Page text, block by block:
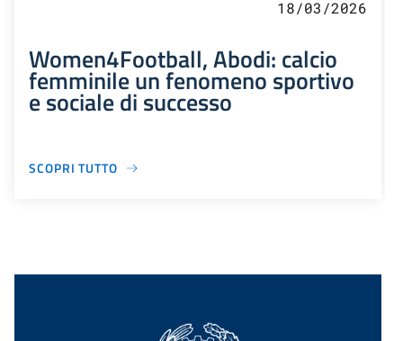
18/03/2026
Women4Football, Abodi: calcio
femminile un fenomeno sportivo
e sociale di successo
SCOPRI TUTTO